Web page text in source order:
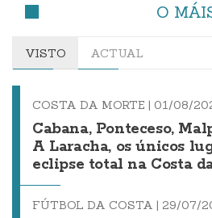
O
VISTO ACTUAL
COSTA DA MORTE | 01/08/
Cabana, Ponteceso,
A Laracha, os únicos
eclipse total na Costa
FÚTBOL DA COSTA | 29/07/